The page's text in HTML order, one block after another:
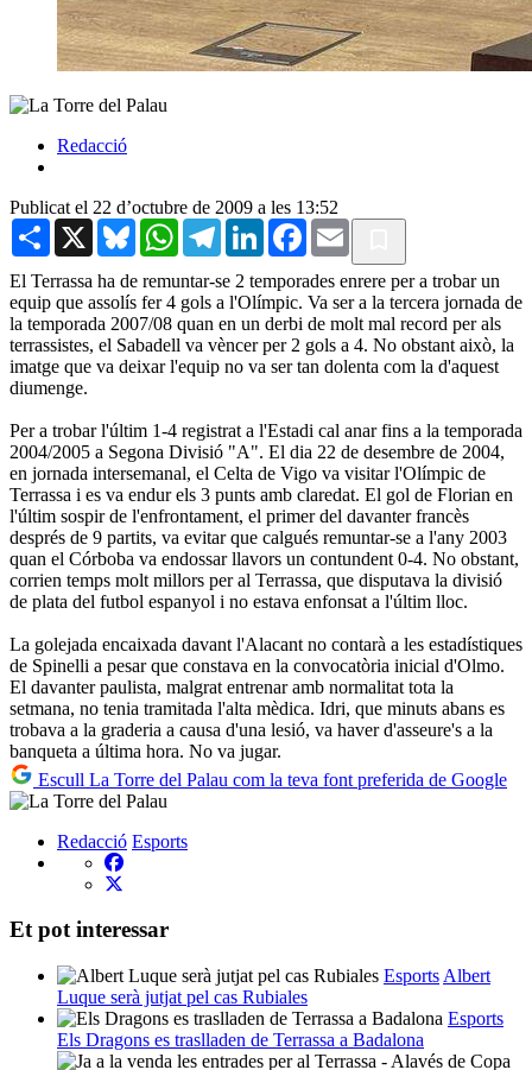
Redacció
Publicat el 22 d’octubre de 2009 a les 13:52
Share X BlueskyWhatsAppTelegramLinkedInFacebook
Email
El Terrassa ha de remuntar-se 2 temporades enrere per a trobar un
equip que assolís fer 4 gols a l'Olímpic. Va ser a la tercera jornada de
la temporada 2007/08 quan en un derbi de molt mal record per als
terrassistes, el Sabadell va vèncer per 2 gols a 4. No obstant això, la
imatge que va deixar l'equip no va ser tan dolenta com la d'aquest
diumenge.
Per a trobar l'últim 1-4 registrat a l'Estadi cal anar fins a la temporada
2004/2005 a Segona Divisió "A". El dia 22 de desembre de 2004,
en jornada intersemanal, el Celta de Vigo va visitar l'Olímpic de
Terrassa i es va endur els 3 punts amb claredat. El gol de Florian en
l'últim sospir de l'enfrontament, el primer del davanter francès
després de 9 partits, va evitar que calgués remuntar-se a l'any 2003
quan el Córboba va endossar llavors un contundent 0-4. No obstant,
corrien temps molt millors per al Terrassa, que disputava la divisió
de plata del futbol espanyol i no estava enfonsat a l'últim lloc.
La golejada encaixada davant l'Alacant no contarà a les estadístiques
de Spinelli a pesar que constava en la convocatòria inicial d'Olmo.
El davanter paulista, malgrat entrenar amb normalitat tota la
setmana, no tenia tramitada l'alta mèdica. Idri, que minuts abans es
trobava a la graderia a causa d'una lesió, va haver d'asseure's a la
banqueta a última hora. No va jugar.
Escull La Torre del Palau com la teva font preferida de Google
Redacció Esports
Et pot interessar
Esports Albert
Luque serà jutjat pel cas Rubiales
Esports
Els Dragons es traslladen de Terrassa a Badalona